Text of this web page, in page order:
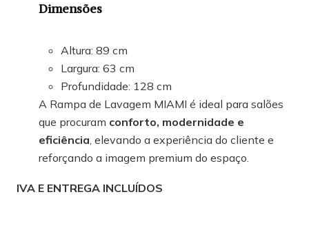
Dimensões
Altura: 89 cm
Largura: 63 cm
Profundidade: 128 cm
A Rampa de Lavagem MIAMI é ideal para salões
que procuram conforto, modernidade e
eficiência, elevando a experiência do cliente e
reforçando a imagem premium do espaço.
IVA E ENTREGA INCLUÍDOS